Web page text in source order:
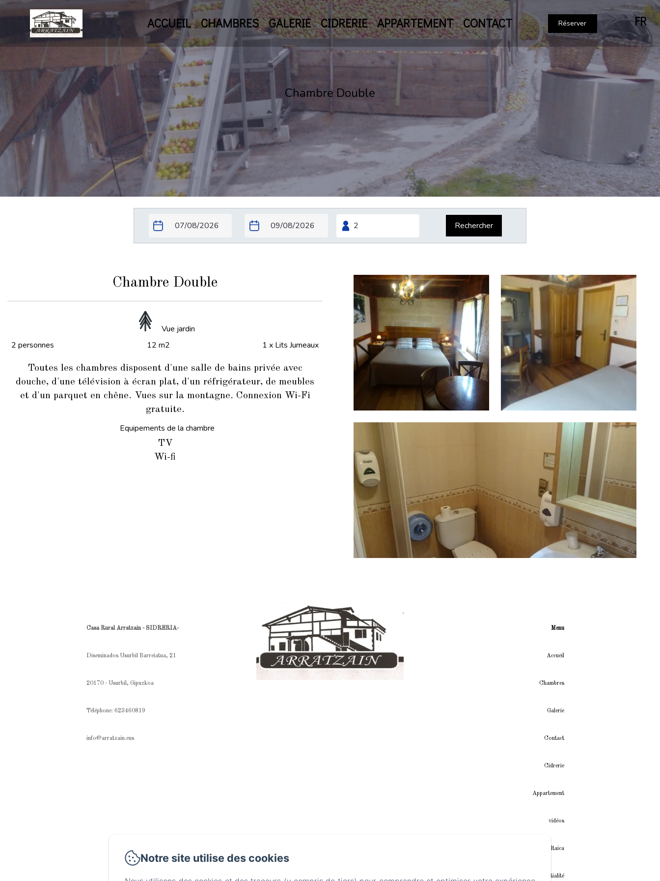
ACCUEIL CHAMBRES GALERIE CIDRERIE APPARTEMENT CONTACT Réserver FR
Chambre Double
Rechercher
Chambre Double
Vue jardin
2 personnes
12 m2 1 x Lits Jumeaux
Toutes les chambres disposent d'une salle de bains privée avec
douche, d'une télévision à écran plat, d'un réfrigérateur, de meubles
et d'un parquet en chêne. Vues sur la montagne. Connexion Wi-Fi
gratuite.
Equipements de la chambre
TV
Wi-fi
Casa Rural Arratzain - SIDRERIA-
Diseminados Usurbil Barreiatua, 21
20170 - Usurbil, Gipuzkoa
Téléphone: 623460819
info@arratzain.eus
Menu
Accueil
Chambres
Galerie
Contact
Cidrerie
Appartement
vidéos
Instalación fotovoltaica
Politique de confidentialité
Notre site utilise des cookies